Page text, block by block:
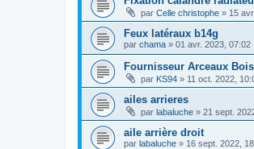
par Celle christophe » 15
Feux latéraux b14g
par chama » 01 avr. 2023, 07:02
Fournisseur Arceaux
par KS94 » 11 oct. 2022,
ailes arrieres
par labaluche » 21 sept.
aile arrière droit
par labaluche » 16 sept. 2022,